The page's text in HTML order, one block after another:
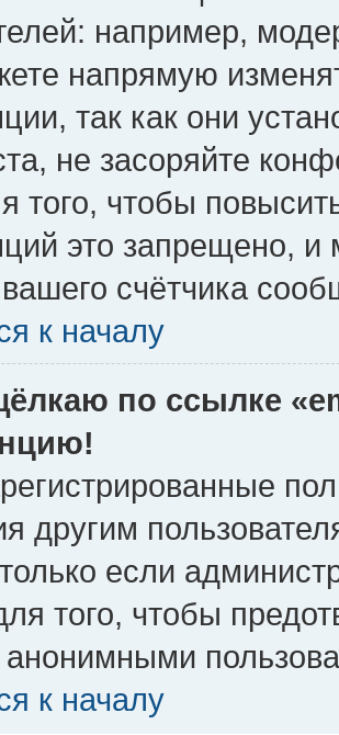
например,
напрямую
так как они
не засоряйте
того, чтобы
это запрещено, и
счётчика
к началу
по ссылке
другим
если
того, чтобы
анонимными
к началу